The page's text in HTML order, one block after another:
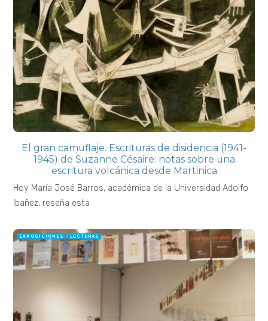
El gran camuflaje. Escrituras de disidencia (1941-
1945) de Suzanne Césaire: notas sobre una
escritura volcánica desde Martinica
Hoy María José Barros, académica de la Universidad Adolfo
Ibañez, reseña esta
EXPOSICIONES LECTURAS